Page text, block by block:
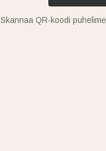
Skannaa QR-koodi